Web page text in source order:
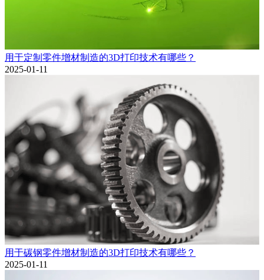
用于定制零件增材制造的3D打印技术有哪些？
2025-01-11
用于碳钢零件增材制造的3D打印技术有哪些？
2025-01-11